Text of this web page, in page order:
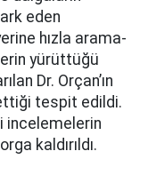
eden
hızla arama-
yürüttüğü
Dr. Orçan’ın
tespit edildi.
incelemelerin
kaldırıldı.